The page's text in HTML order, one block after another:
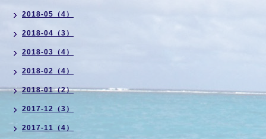
2018-05（4）
2018-04（3）
2018-03（4）
2018-02（4）
2018-01（2）
2017-12（3）
2017-11（4）